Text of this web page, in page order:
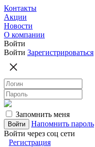
Контакты
Акции
Новости
О компании
Войти
Войти Зарегистрироваться
Запомнить меня
Напомнить пароль
Войти через соц сети
Регистрация